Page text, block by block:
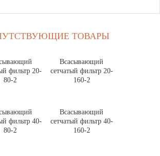
ТОВАРЫ
фильтр 20-
80-2
Всасывающий
сетчатый фильтр 20-
160-2
фильтр 40-
80-2
Всасывающий
сетчатый фильтр 40-
160-2